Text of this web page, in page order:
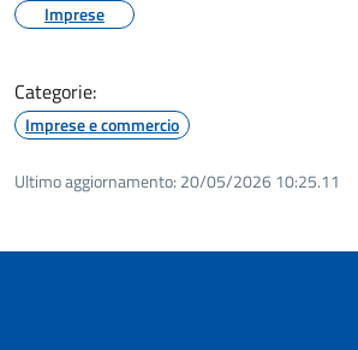
Imprese
Categorie:
Imprese e commercio
Ultimo aggiornamento: 20/05/2026 10:25.11